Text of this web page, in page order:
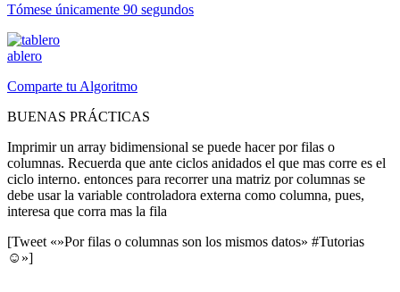
Tómese únicamente 90 segundos
ablero
Comparte tu Algoritmo
BUENAS PRÁCTICAS
Imprimir un array bidimensional se puede hacer por filas o
columnas. Recuerda que ante ciclos anidados el que mas corre es el
ciclo interno. entonces para recorrer una matriz por columnas se
debe usar la variable controladora externa como columna, pues,
interesa que corra mas la fila
[Tweet «»Por filas o columnas son los mismos datos» #Tutorias
☺»]